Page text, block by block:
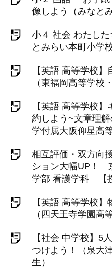
像しよう（みなと
小４ 社会 わたし
とみらい本町小学
【英語 高等学校
（東福岡高等学校
【英語 高等学校
約しよう~文章理
学付属大阪仰星高
相互評価・双方向
ション大幅UP！
学部 看護学科 【
【英語 高等学校
（四天王寺学園高
【社会 中学校】5
つけよう！（泉大
生）